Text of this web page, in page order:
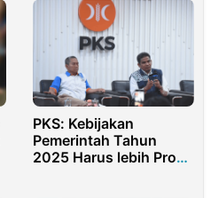
PKS: Kebijakan
Pemerintah Tahun
2025 Harus lebih Pro